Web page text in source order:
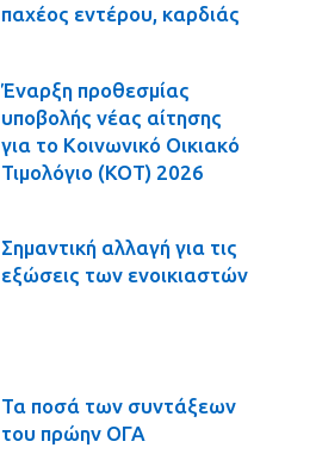
παχέος εντέρου, καρδιάς
Έναρξη προθεσμίας
υποβολής νέας αίτησης
για το Κοινωνικό Οικιακό
Τιμολόγιο (ΚΟΤ) 2026
Σημαντική αλλαγή για τις
εξώσεις των ενοικιαστών
Τα ποσά των συντάξεων
του πρώην ΟΓΑ